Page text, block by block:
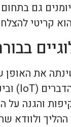
גם
קריטי
את האופן
והגנה על
ולוודא